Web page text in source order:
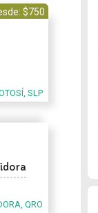
$750
SLP
QRO